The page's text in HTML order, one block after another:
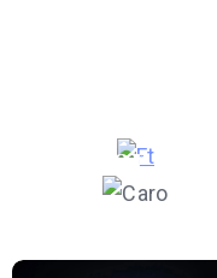
Taverne